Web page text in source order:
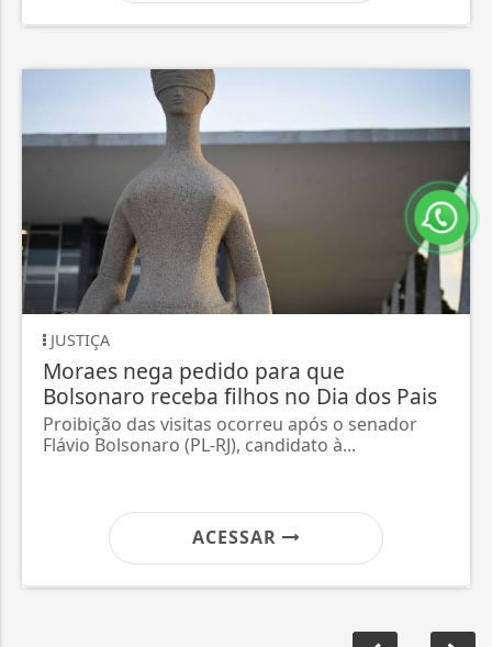
JUSTIÇA
Moraes nega pedido para que
Bolsonaro receba filhos no Dia dos Pais
Proibição das visitas ocorreu após o senador
Flávio Bolsonaro (PL-RJ), candidato à...
ACESSAR